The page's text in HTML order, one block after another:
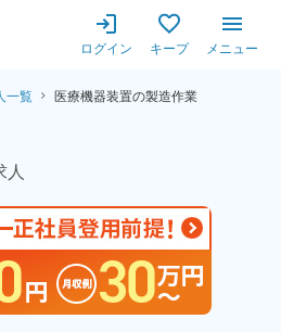
ログイン キープ メニュー
一覧 医療機器装置の製造作業
の製造作業！
人